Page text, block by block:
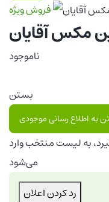
فروش ویژه
مکس آقایان
ناموجود
بستن
به اطلاع رسانی موجودی
به لیست منتخب وارد
می‌شود
رد کردن اعلان